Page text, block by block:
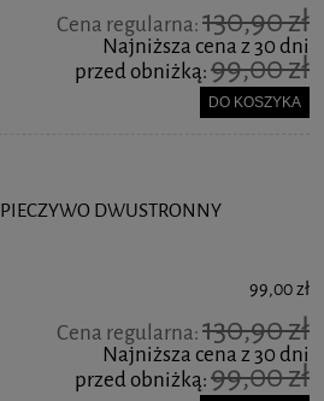
Cena regularna:130,90 zł
Najniższa cena z 30 dni
przed obniżką:99,00 zł
DO KOSZYKA
DWUSTRONNY
99,00 zł
Cena regularna:130,90 zł
Najniższa cena z 30 dni
przed obniżką:99,00 zł